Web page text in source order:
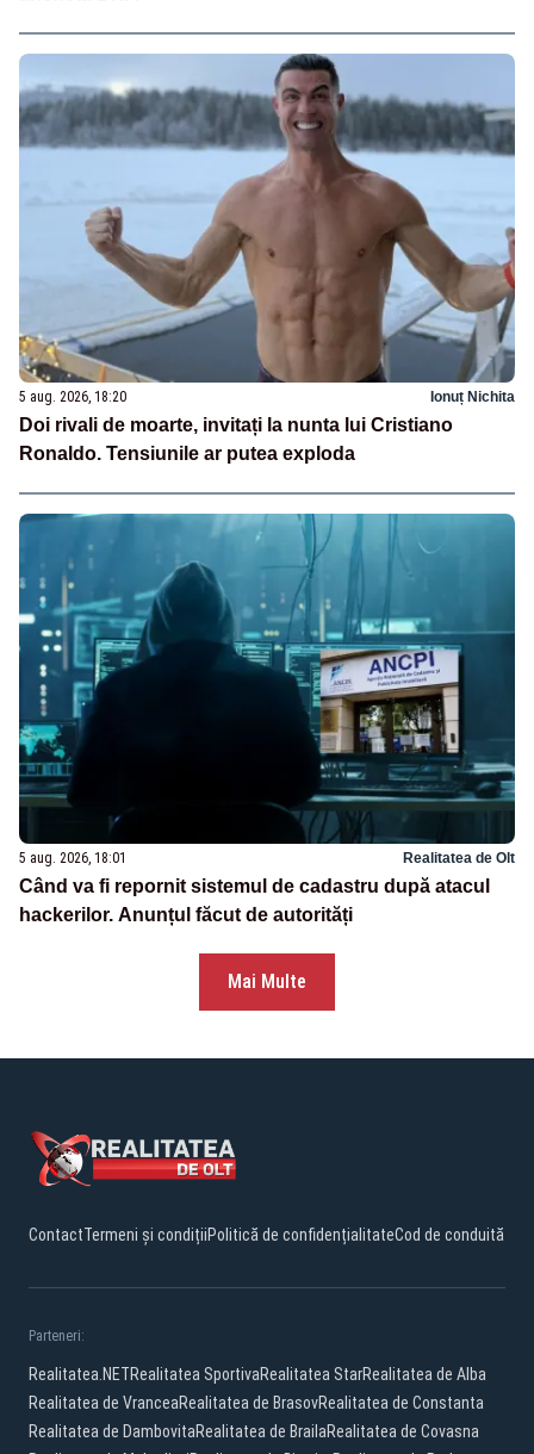
5 aug. 2026, 18:20 Ionuț Nichita
Doi rivali de moarte, invitați la nunta lui Cristiano
Ronaldo. Tensiunile ar putea exploda
5 aug. 2026, 18:01 Realitatea de Olt
Când va fi repornit sistemul de cadastru după atacul
hackerilor. Anunțul făcut de autorități
Mai Multe
ContactTermeni și condițiiPolitică de confidențialitateCod de conduită
Parteneri:
Realitatea.NETRealitatea SportivaRealitatea StarRealitatea de Alba
Realitatea de VranceaRealitatea de BrasovRealitatea de Constanta
Realitatea de DambovitaRealitatea de BrailaRealitatea de Covasna